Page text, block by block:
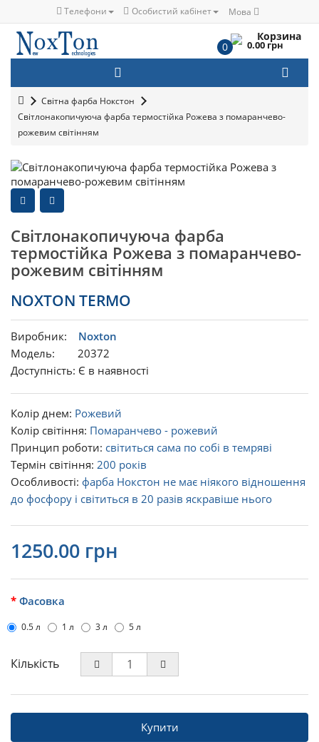
Телефони Особистий кабінет Мова
Корзина
0 0.00 грн
Світна фарба Нокстон
Світлонакопичуюча фарба термостійка Рожева з помаранчево-
рожевим світінням
Світлонакопичуюча фарба
термостійка Рожева з помаранчево-
рожевим світінням
NOXTON TERMO
Виробник: Noxton
Модель: 20372
Доступність: Є в наявності
Колір днем: Рожевий
Колір світіння: Помаранчево - рожевий
Принцип роботи: світиться сама по собі в темряві
Термін світіння: 200 років
Особливості: фарба Нокстон не має ніякого відношення
до фосфору і світиться в 20 разів яскравіше нього
1250.00 грн
Фасовка
0.5 л 1 л 3 л 5 л
Кількість
Купити